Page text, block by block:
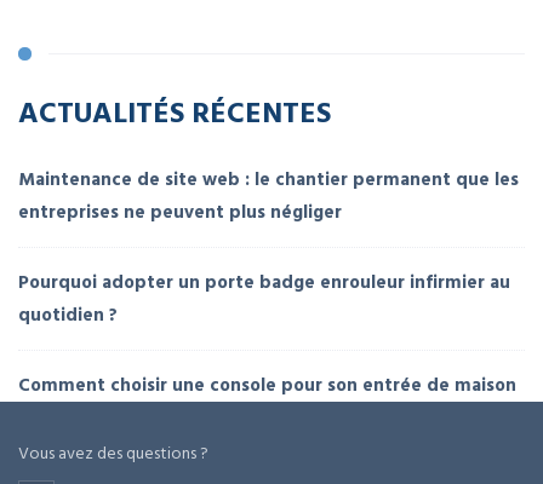
ACTUALITÉS RÉCENTES
Maintenance de site web : le chantier permanent que les
entreprises ne peuvent plus négliger
Pourquoi adopter un porte badge enrouleur infirmier au
quotidien ?
Comment choisir une console pour son entrée de maison
Vous avez des questions ?